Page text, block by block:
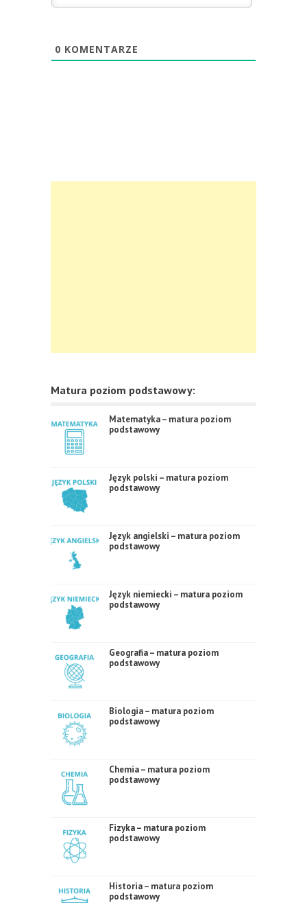
0 KOMENTARZE
Matura poziom podstawowy:
Matematyka – matura poziom
podstawowy
Język polski – matura poziom
podstawowy
Język angielski – matura poziom
podstawowy
Język niemiecki – matura poziom
podstawowy
Geografia – matura poziom
podstawowy
Biologia – matura poziom
podstawowy
Chemia – matura poziom
podstawowy
Fizyka – matura poziom
podstawowy
Historia – matura poziom
podstawowy